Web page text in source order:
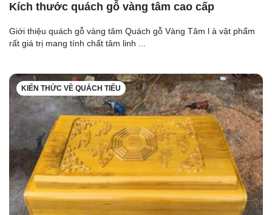
Kích thước quách gỗ vàng tâm cao cấp
Giới thiệu quách gỗ vàng tâm Quách gỗ Vàng Tâm l à vật phẩm
rất giá trị mang tính chất tâm linh ...
KIẾN THỨC VỀ QUÁCH TIỂU